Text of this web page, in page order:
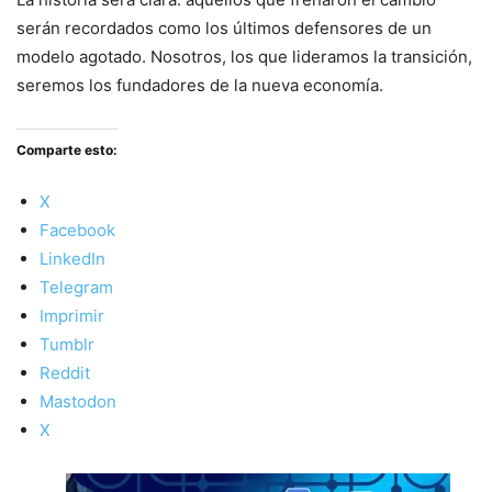
serán recordados como los últimos defensores de un
modelo agotado. Nosotros, los que lideramos la transición,
seremos los fundadores de la nueva economía.
Comparte esto:
X
Facebook
LinkedIn
Telegram
Imprimir
Tumblr
Reddit
Mastodon
X